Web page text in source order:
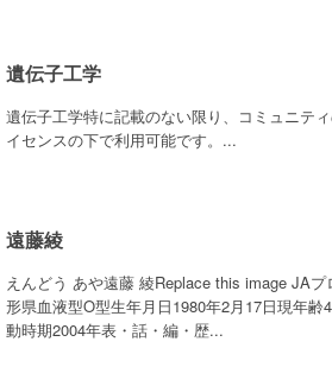
遺伝子工学
遺伝子工学特に記載のない限り、コミュニテ
イセンスの下で利用可能です。...
遠藤綾
えんどう あや遠藤 綾Replace this image JA
形県血液型O型生年月日1980年2月17日現年齢
動時期2004年表・話・編・歴...